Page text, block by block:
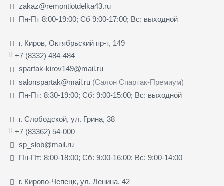
zakaz@remontiotdelka43.ru
Пн-Пт 8:00-19:00; Сб 9:00-17:00; Вс: выходной
г. Киров, Октябрьский пр-т, 149
+7 (8332) 484-484
spartak-kirov149@mail.ru
salonspartak@mail.ru (Салон Спартак-Премиум)
Пн-Пт: 8:30-19:00; Сб: 9:00-15:00; Вс: выходной
г. Слободской, ул. Грина, 38
+7 (83362) 54-000
sp_slob@mail.ru
Пн-Пт: 8:00-18:00; Сб: 9:00-16:00; Вс: 9:00-14:00
г. Кирово-Чепецк, ул. Ленина, 42